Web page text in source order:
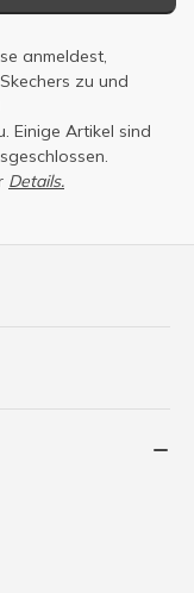
anmeldest,
zu und
Einige Artikel sind
Details.